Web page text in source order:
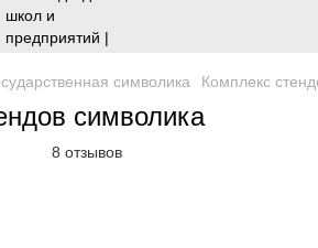
символика Комплекс
символика
8 отзывов